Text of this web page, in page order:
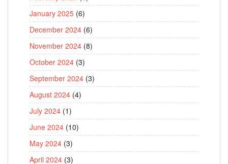
January 2025 (6)
December 2024 (6)
November 2024 (8)
October 2024 (3)
September 2024 (3)
August 2024 (4)
July 2024 (1)
June 2024 (10)
May 2024 (3)
April 2024 (3)